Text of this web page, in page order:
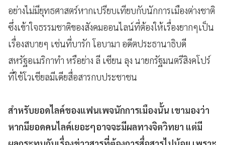
อย่างไม่มียุทธศาสตร์หากเปรียบเทียบกับนักการเมืองต่างชาติ
ซึ่งเข้าใจธรรมชาติของสังคมออนไลน์ที่ต้องให้เรื่องยากๆเป็น
เรื่องสบายๆ เช่นที่บารัก โอบามา อดีตประธานาธิบดี
สหรัฐอเมริกาทำ หรือย่าง ลี เซียน ลุง นายกรัฐมนตรีสิงคโปร์
ที่ใช้โวเชียลมีเดียสื่อสารกบประชาชน
สำหรับยอดไลค์ของแฟนเพจนักการเมืองนั้น เขามองว่า
หากมียอดคนไลค์เยอะๆอาจจะมีผลทางจิตวิทยา แต่มี